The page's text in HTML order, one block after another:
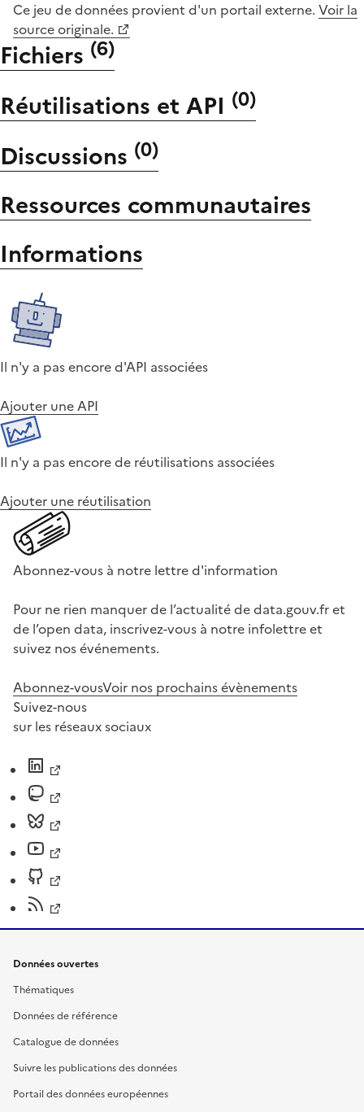
Ce jeu de données provient d'un portail externe. Voir la
source originale.
Fichiers (6)
Réutilisations et API (0)
Discussions (0)
Ressources communautaires
Informations
Il n'y a pas encore d'API associées
Ajouter une API
Il n'y a pas encore de réutilisations associées
Ajouter une réutilisation
Abonnez-vous à notre lettre d'information
Pour ne rien manquer de l’actualité de data.gouv.fr et
de l’open data, inscrivez-vous à notre infolettre et
suivez nos événements.
Abonnez-vousVoir nos prochains évènements
Suivez-nous
sur les réseaux sociaux
Données ouvertes
Thématiques
Données de référence
Catalogue de données
Suivre les publications des données
Portail des données européennes